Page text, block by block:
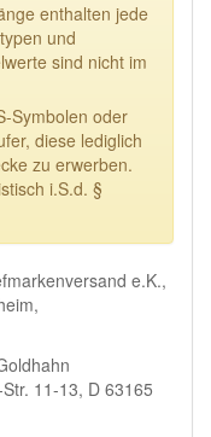
enthalten jede
und
sind nicht im
Symbolen oder
diese lediglich
zu erwerben.
i.S.d. §
e.K.,
11-13, D 63165